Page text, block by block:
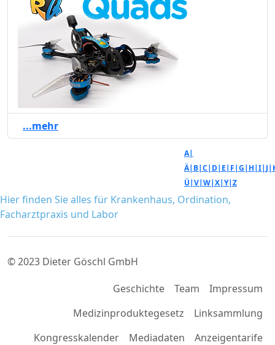
...mehr
A|
Ä| B|C| D| E| F|G| H|I| J|
Ü|V|W|X|Y|Z
Hier finden Sie alles für Krankenhaus, Ordination,
Facharztpraxis und Labor
© 2023 Dieter Göschl GmbH
Geschichte
Team
Impressum
Medizinproduktegesetz
Linksammlung
Kongresskalender
Mediadaten Anzeigentarife